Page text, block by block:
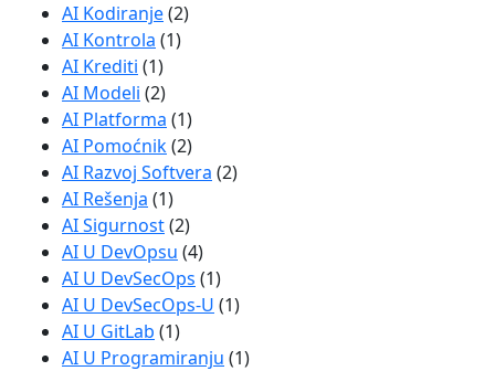
AI Kodiranje(2)
AI Kontrola (1)
AI Krediti (1)
AI Modeli (2)
AI Platforma (1)
AI Pomoćnik(2)
AI Razvoj Softvera (2)
AI Rešenja (1)
AI Sigurnost(2)
AI U DevOpsu (4)
AI U DevSecOps (1)
AI U DevSecOps-U (1)
AI U GitLab (1)
AI U Programiranju (1)